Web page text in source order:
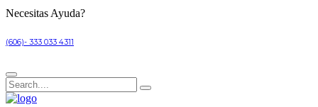
Necesitas Ayuda?
(606)- 333 033 4311